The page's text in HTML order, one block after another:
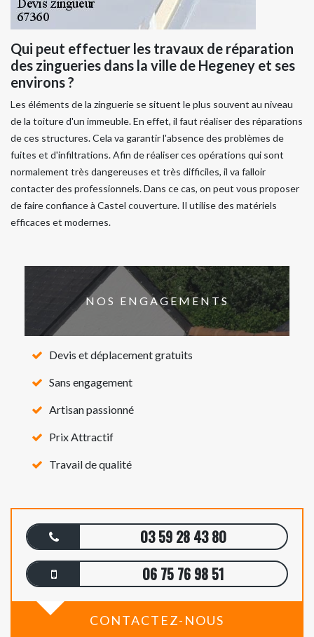
Qui peut effectuer les travaux de réparation
des zingueries dans la ville de Hegeney et ses
environs ?
Les éléments de la zinguerie se situent le plus souvent au niveau
de la toiture d'un immeuble. En effet, il faut réaliser des réparations
de ces structures. Cela va garantir l'absence des problèmes de
fuites et d'infiltrations. Afin de réaliser ces opérations qui sont
normalement très dangereuses et très difficiles, il va falloir
contacter des professionnels. Dans ce cas, on peut vous proposer
de faire confiance à Castel couverture. Il utilise des matériels
efficaces et modernes.
NOS ENGAGEMENTS
Devis et déplacement gratuits
Sans engagement
Artisan passionné
Prix Attractif
Travail de qualité
03 59 28 43 80
06 75 76 98 51
CONTACTEZ-NOUS